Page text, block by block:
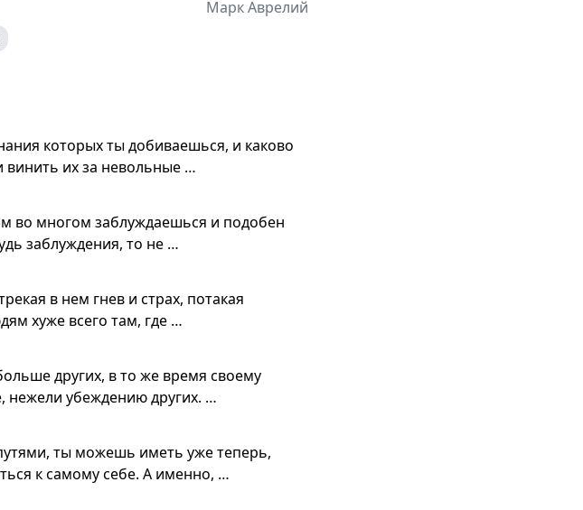
Марк Аврелий
которых ты добиваешься, и каково
их за невольные …
во многом заблуждаешься и подобен
заблуждения, то не …
в нем гнев и страх, потакая
хуже всего там, где …
других, в то же время своему
нежели убеждению других. …
ты можешь иметь уже теперь,
к самому себе. А именно, …